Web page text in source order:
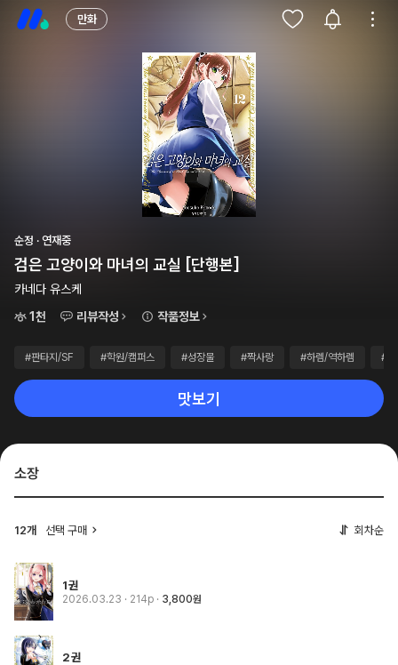
만화
순정 · 연재중
검은 고양이와 마녀의 교실 [단행본]
카네다 유스케
1천
리뷰작성 작품정보
#판타지/SF #학원/캠퍼스 #성장물 #짝사랑 #하렘/역하렘 #사
맛보기
소장
12개 선택 구매 회차순
1권
2026.03.23 · 214p 3,800원
2권